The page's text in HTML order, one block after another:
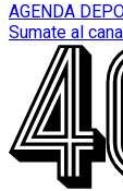
AGENDA
Sumate al